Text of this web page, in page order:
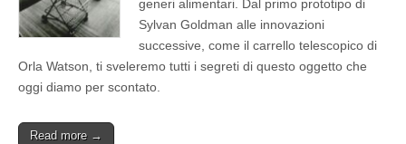
generi alimentari. Dal primo prototipo di
Sylvan Goldman alle innovazioni
successive, come il carrello telescopico di
Orla Watson, ti sveleremo tutti i segreti di questo oggetto che
oggi diamo per scontato.
Read more →